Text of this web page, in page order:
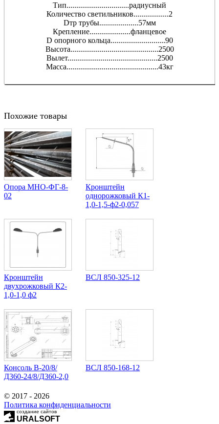
Тип................................радиусный
Количество светильников..................2
Dтр трубы....................57мм
Крепление.....................фланцевое
D опорного кольца............................90
Высота.............................................2500
Вылет..............................................2500
Масса...............................................43кг
Похожие товары
Опора МНО-ФГ-8-
02
Кронштейн
однорожковый К1-
1,0-1,5-ф2-0,057
Кронштейн
двухрожковый К2-
1,0-1,0 ф2
ВСЛ 850-325-12
Консоль В-20/8/
Д360-24/8/Д360-2,0
ВСЛ 850-168-12
© 2017 - 2026
Политика конфиденциальности
создание сайтов
URALSOFT